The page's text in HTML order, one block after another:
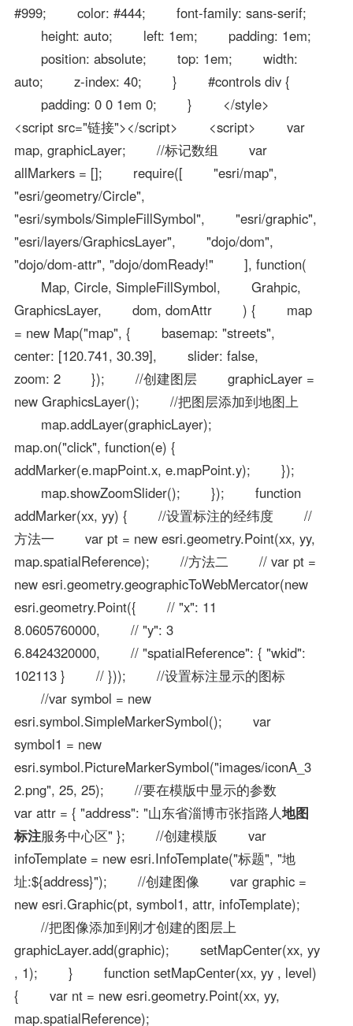
#999; color: #444; font-family: sans-serif;
height: auto; left: 1em; padding: 1em;
position: absolute; top: 1em; width:
auto; z-index: 40; } #controls div {
padding: 0 0 1em 0; } </style>
<script src="链接"></script> <script> var
map, graphicLayer; //标记数组 var
allMarkers = []; require([ "esri/map",
"esri/geometry/Circle",
"esri/symbols/SimpleFillSymbol", "esri/graphic",
"esri/layers/GraphicsLayer", "dojo/dom",
"dojo/dom-attr", "dojo/domReady!" ], function(
Map, Circle, SimpleFillSymbol, Grahpic,
GraphicsLayer, dom, domAttr ) { map
= new Map("map", { basemap: "streets",
center: [120.741, 30.39], slider: false,
zoom: 2 }); //创建图层 graphicLayer =
new GraphicsLayer(); //把图层添加到地图上
map.addLayer(graphicLayer);
map.on("click", function(e) {
addMarker(e.mapPoint.x, e.mapPoint.y); });
map.showZoomSlider(); }); function
addMarker(xx, yy) { //设置标注的经纬度 //
方法一 var pt = new esri.geometry.Point(xx, yy,
map.spatialReference); //方法二 // var pt =
new esri.geometry.geographicToWebMercator(new
esri.geometry.Point({ // "x": 11
8.0605760000, // "y": 3
6.8424320000, // "spatialReference": { "wkid":
102113 } // })); //设置标注显示的图标
//var symbol = new
esri.symbol.SimpleMarkerSymbol(); var
symbol1 = new
esri.symbol.PictureMarkerSymbol("images/iconA_3
2.png", 25, 25); //要在模版中显示的参数
var attr = { "address": "山东省淄博市张指路人地图
标注服务中心区" }; //创建模版 var
infoTemplate = new esri.InfoTemplate("标题", "地
址:${address}"); //创建图像 var graphic =
new esri.Graphic(pt, symbol1, attr, infoTemplate);
//把图像添加到刚才创建的图层上
graphicLayer.add(graphic); setMapCenter(xx, yy
, 1); } function setMapCenter(xx, yy , level)
{ var nt = new esri.geometry.Point(xx, yy,
map.spatialReference);